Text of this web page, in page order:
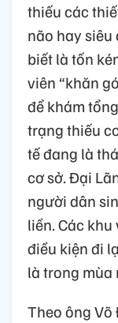
thiếu các
não hay siêu
biết là tốn
viên “khăn
để khám
trạng thiếu
tế đang là
cơ sở. Đại
người dân
liền. Các
điều kiện đi
là trong mùa
Theo ông Võ